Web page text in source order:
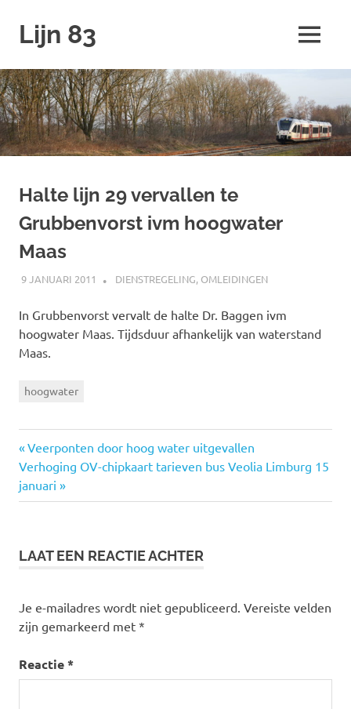
naar
inhoud
Lijn 83 MENU
Halte lijn 29 vervallen te
Grubbenvorst ivm hoogwater
Maas
9 JANUARI 2011 JOHAN
DIENSTREGELING, OMLEIDINGEN
In Grubbenvorst vervalt de halte Dr. Baggen ivm
hoogwater Maas. Tijdsduur afhankelijk van waterstand
Maas.
hoogwater
Bericht
navigatie
Vorige
bericht:
Veerponten door hoog water uitgevallen
Volgende
bericht:
Verhoging OV-chipkaart tarieven bus Veolia Limburg 15
januari
LAAT EEN REACTIE ACHTER
Je e-mailadres wordt niet gepubliceerd. Vereiste velden
zijn gemarkeerd met *
Reactie*